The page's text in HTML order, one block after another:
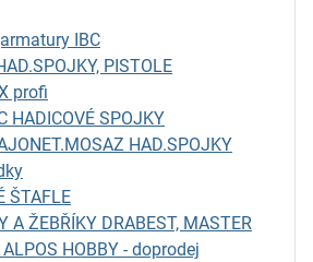
IBC
PISTOLE
profi
HADICOVÉ SPOJKY
HAD.SPOJKY
ŠTAFLE
A ŽEBŘÍKY DRABEST, MASTER
HOBBY - doprodej